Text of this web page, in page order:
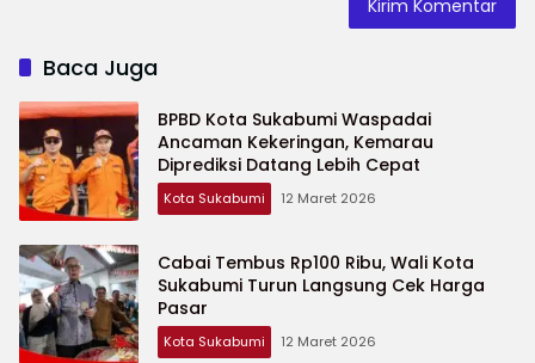
Baca Juga
BPBD Kota Sukabumi Waspadai
Ancaman Kekeringan, Kemarau
Diprediksi Datang Lebih Cepat
Kota Sukabumi 12 Maret 2026
Cabai Tembus Rp100 Ribu, Wali Kota
Sukabumi Turun Langsung Cek Harga
Pasar
Kota Sukabumi 12 Maret 2026